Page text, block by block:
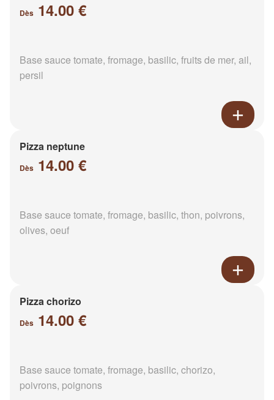
Dès 14.00 €
Base sauce tomate, fromage, basilic, fruits de mer, ail,
persil
Pizza neptune
Dès 14.00 €
Base sauce tomate, fromage, basilic, thon, poivrons,
olives, oeuf
Pizza chorizo
Dès 14.00 €
Base sauce tomate, fromage, basilic, chorizo,
poivrons, poignons